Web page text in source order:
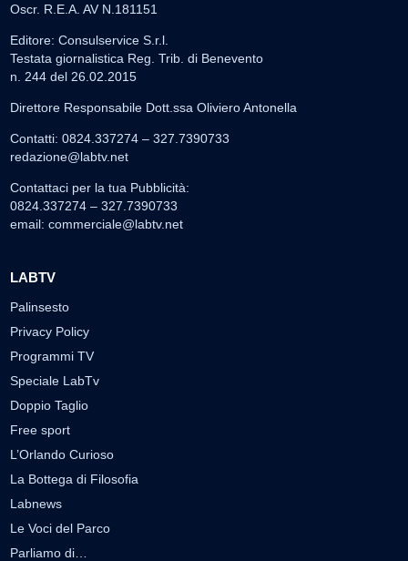
Oscr. R.E.A. AV N.181151
Editore: Consulservice S.r.l.
Testata giornalistica Reg. Trib. di Benevento
n. 244 del 26.02.2015
Direttore Responsabile Dott.ssa Oliviero Antonella
Contatti: 0824.337274 – 327.7390733
redazione@labtv.net
Contattaci per la tua Pubblicità:
0824.337274 – 327.7390733
email: commerciale@labtv.net
LABTV
Palinsesto
Privacy Policy
Programmi TV
Speciale LabTv
Doppio Taglio
Free sport
L’Orlando Curioso
La Bottega di Filosofia
Labnews
Le Voci del Parco
Parliamo di…